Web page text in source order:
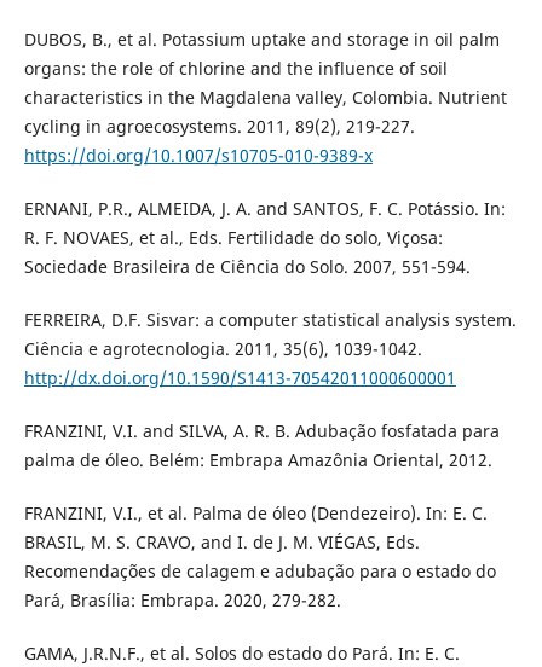
DUBOS, B., et al. Potassium uptake and storage in oil palm
organs: the role of chlorine and the influence of soil
characteristics in the Magdalena valley, Colombia. Nutrient
cycling in agroecosystems. 2011, 89(2), 219-227.
https://doi.org/10.1007/s10705-010-9389-x
ERNANI, P.R., ALMEIDA, J. A. and SANTOS, F. C. Potássio. In:
R. F. NOVAES, et al., Eds. Fertilidade do solo, Viçosa:
Sociedade Brasileira de Ciência do Solo. 2007, 551-594.
FERREIRA, D.F. Sisvar: a computer statistical analysis system.
Ciência e agrotecnologia. 2011, 35(6), 1039-1042.
http://dx.doi.org/10.1590/S1413-70542011000600001
FRANZINI, V.I. and SILVA, A. R. B. Adubação fosfatada para
palma de óleo. Belém: Embrapa Amazônia Oriental, 2012.
FRANZINI, V.I., et al. Palma de óleo (Dendezeiro). In: E. C.
BRASIL, M. S. CRAVO, and I. de J. M. VIÉGAS, Eds.
Recomendações de calagem e adubação para o estado do
Pará, Brasília: Embrapa. 2020, 279-282.
GAMA, J.R.N.F., et al. Solos do estado do Pará. In: E. C.